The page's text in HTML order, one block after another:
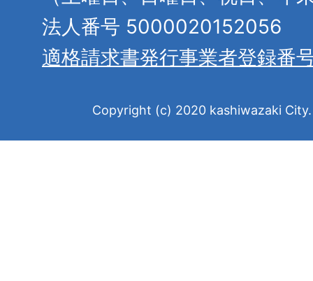
法人番号 5000020152056
適格請求書発行事業者登録番
Copyright (c) 2020 kashiwazaki